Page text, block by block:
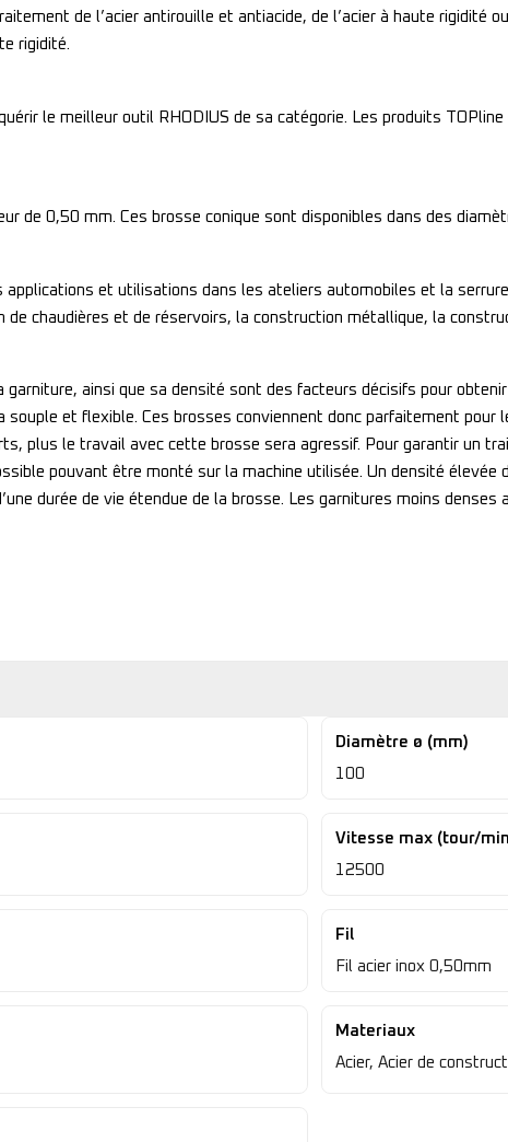
de l’acier antirouille et antiacide, de l’acier à haute rigidité
rigidité.
le meilleur outil RHODIUS de sa catégorie. Les produits
de 0,50 mm. Ces brosse conique sont disponibles dans des
applications et utilisations dans les ateliers automobiles et la
chaudières et de réservoirs, la construction métallique, la
garniture, ainsi que sa densité sont des facteurs décisifs pour
souple et flexible. Ces brosses conviennent donc parfaitement
plus le travail avec cette brosse sera agressif. Pour garantir un
pouvant être monté sur la machine utilisée. Un densité élevée
durée de vie étendue de la brosse. Les garnitures moins
Diamètre ø (mm)
100
Vitesse max (tour/
12500
Fil
Fil acier inox 0,50mm
Materiaux
Acier, Acier de